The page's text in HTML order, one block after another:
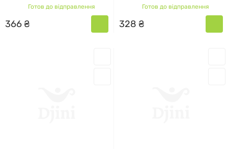
таблеток
Готов до відправлення
366₴
Готов до відправлення
328 ₴